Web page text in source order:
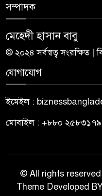
সম্পাদক
মেহেদী হাসান বাবু
© ২০২৪ সর্বস্বত্ব সংরক্ষিত |
যোগাযোগ
ইমেইল :
মোবাইল : +৮৮০
© All rights
Theme Developed